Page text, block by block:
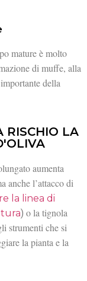
mature è molto
di muffe, alla
della
RISCHIO LA
aumenta
anche l’attacco di
la linea di
) o la tignola
strumenti che si
la pianta e la